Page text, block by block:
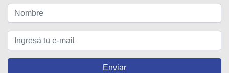
Enviar